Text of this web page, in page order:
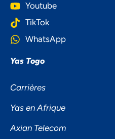
Youtube
TikTok
WhatsApp
Yas Togo
Carrières
Yas en Afrique
Axian Telecom